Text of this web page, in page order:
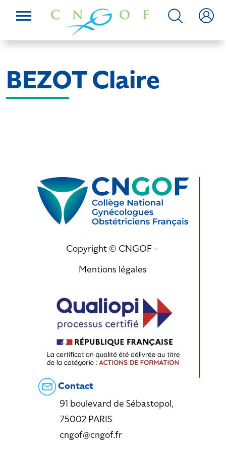
BEZOT Claire
Copyright © CNGOF -
Mentions légales
Contact
91 boulevard de Sébastopol,
75002 PARIS
cngof@cngof.fr